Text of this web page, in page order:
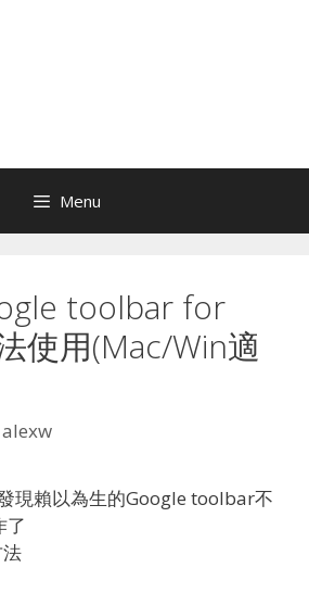
Menu
toolbar for
使用(Mac/Win適
alexw
現賴以為生的Google toolbar不
了